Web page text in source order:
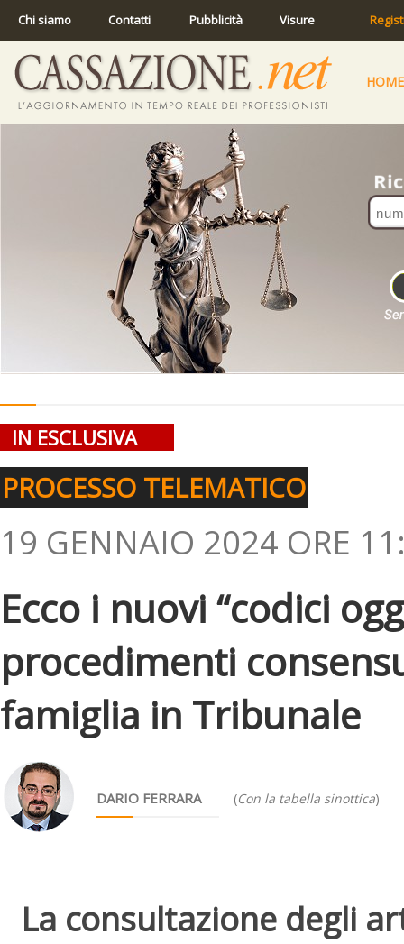
Chi siamo Contatti Pubblicità Visure
HOME
IN ESCLUSIVA
PROCESSO TELEMATICO
19 GENNAIO 2024 ORE
Ecco i nuovi “codici
procedimenti
famiglia in Tribunale
DARIO FERRARA (Con la tabella sinottica)
La consultazione degli